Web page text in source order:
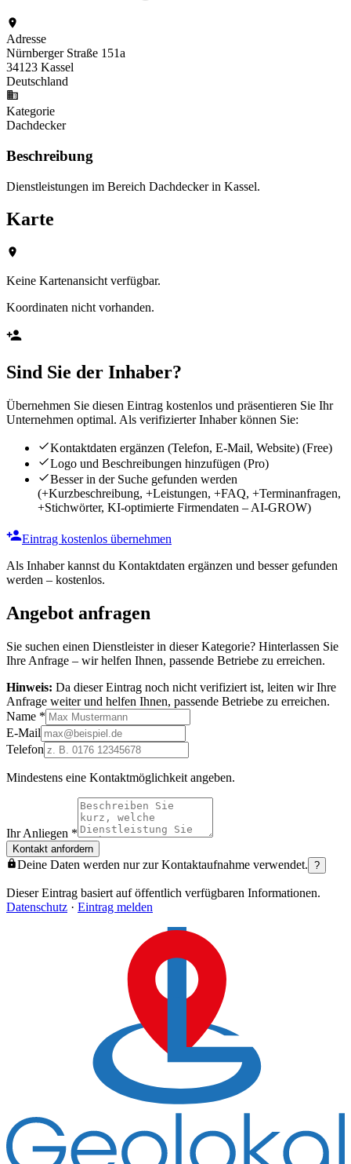
Adresse
Nürnberger Straße 151a
34123 Kassel
Deutschland
Kategorie
Dachdecker
Beschreibung
Dienstleistungen im Bereich Dachdecker in Kassel.
Karte
Keine Kartenansicht verfügbar.
Koordinaten nicht vorhanden.
Sind Sie der Inhaber?
Übernehmen Sie diesen Eintrag kostenlos und präsentieren Sie Ihr
Unternehmen optimal. Als verifizierter Inhaber können Sie:
Kontaktdaten ergänzen (Telefon, E-Mail, Website) (Free)
Logo und Beschreibungen hinzufügen (Pro)
Besser in der Suche gefunden werden
(+Kurzbeschreibung, +Leistungen, +FAQ, +Terminanfragen,
+Stichwörter, KI-optimierte Firmendaten – AI-GROW)
Eintrag kostenlos übernehmen
Als Inhaber kannst du Kontaktdaten ergänzen und besser gefunden
werden – kostenlos.
Angebot anfragen
Sie suchen einen Dienstleister in dieser Kategorie? Hinterlassen Sie
Ihre Anfrage – wir helfen Ihnen, passende Betriebe zu erreichen.
Hinweis: Da dieser Eintrag noch nicht verifiziert ist, leiten wir Ihre
Anfrage weiter und helfen Ihnen, passende Betriebe zu erreichen.
Name *
E-Mail
Telefon
Mindestens eine Kontaktmöglichkeit angeben.
Ihr Anliegen *
Kontakt anfordern
Deine Daten werden nur zur Kontaktaufnahme verwendet. ?
Dieser Eintrag basiert auf öffentlich verfügbaren Informationen.
Datenschutz · Eintrag melden